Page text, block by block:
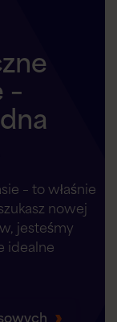
– to właśnie
nowej
jesteśmy
idealne